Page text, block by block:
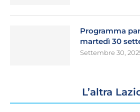
Programma
martedì 30
Settembre 30,
L’altra